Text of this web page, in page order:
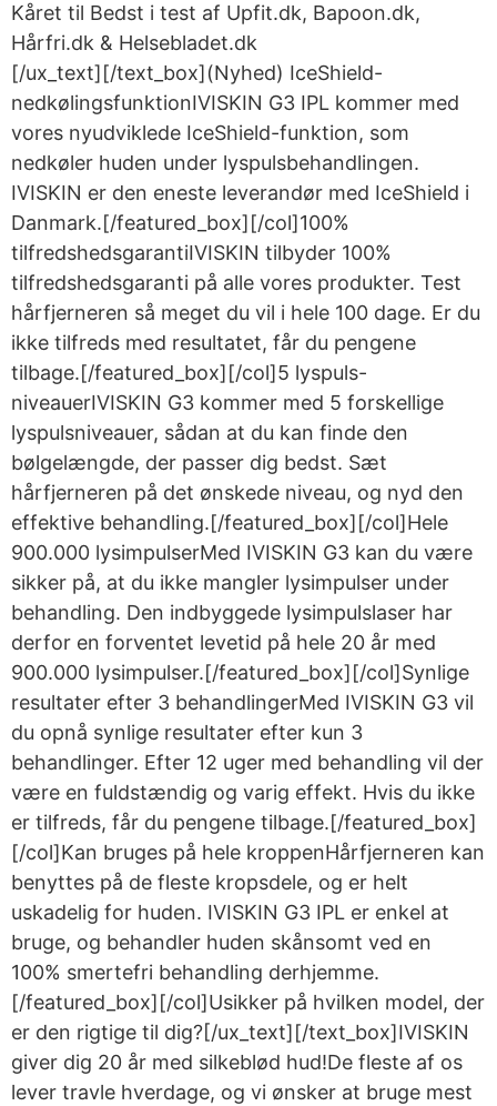
Kåret til Bedst i test af Upfit.dk, Bapoon.dk,
Hårfri.dk & Helsebladet.dk
[/ux_text][/text_box](Nyhed) IceShield-
nedkølingsfunktionIVISKIN G3 IPL kommer med
vores nyudviklede IceShield-funktion, som
nedkøler huden under lyspulsbehandlingen.
IVISKIN er den eneste leverandør med IceShield i
Danmark.[/featured_box][/col]100%
tilfredshedsgarantiIVISKIN tilbyder 100%
tilfredshedsgaranti på alle vores produkter. Test
hårfjerneren så meget du vil i hele 100 dage. Er du
ikke tilfreds med resultatet, får du pengene
tilbage.[/featured_box][/col]5 lyspuls-
niveauerIVISKIN G3 kommer med 5 forskellige
lyspulsniveauer, sådan at du kan finde den
bølgelængde, der passer dig bedst. Sæt
hårfjerneren på det ønskede niveau, og nyd den
effektive behandling.[/featured_box][/col]Hele
900.000 lysimpulserMed IVISKIN G3 kan du være
sikker på, at du ikke mangler lysimpulser under
behandling. Den indbyggede lysimpulslaser har
derfor en forventet levetid på hele 20 år med
900.000 lysimpulser.[/featured_box][/col]Synlige
resultater efter 3 behandlingerMed IVISKIN G3 vil
du opnå synlige resultater efter kun 3
behandlinger. Efter 12 uger med behandling vil der
være en fuldstændig og varig effekt. Hvis du ikke
er tilfreds, får du pengene tilbage.[/featured_box]
[/col]Kan bruges på hele kroppenHårfjerneren kan
benyttes på de fleste kropsdele, og er helt
uskadelig for huden. IVISKIN G3 IPL er enkel at
bruge, og behandler huden skånsomt ved en
100% smertefri behandling derhjemme.
[/featured_box][/col]Usikker på hvilken model, der
er den rigtige til dig?[/ux_text][/text_box]IVISKIN
giver dig 20 år med silkeblød hud!De fleste af os
lever travle hverdage, og vi ønsker at bruge mest